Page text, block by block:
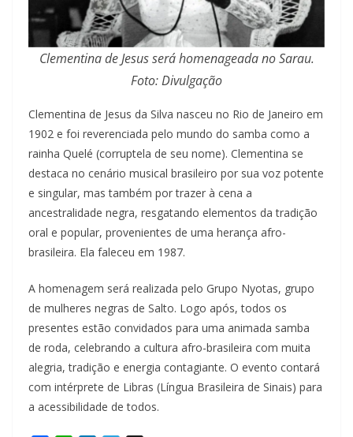
Clementina de Jesus será homenageada no Sarau.
Foto: Divulgação
Clementina de Jesus da Silva nasceu no Rio de Janeiro em
1902 e foi reverenciada pelo mundo do samba como a
rainha Quelé (corruptela de seu nome). Clementina se
destaca no cenário musical brasileiro por sua voz potente
e singular, mas também por trazer à cena a
ancestralidade negra, resgatando elementos da tradição
oral e popular, provenientes de uma herança afro-
brasileira. Ela faleceu em 1987.
A homenagem será realizada pelo Grupo Nyotas, grupo
de mulheres negras de Salto. Logo após, todos os
presentes estão convidados para uma animada samba
de roda, celebrando a cultura afro-brasileira com muita
alegria, tradição e energia contagiante. O evento contará
com intérprete de Libras (Língua Brasileira de Sinais) para
a acessibilidade de todos.